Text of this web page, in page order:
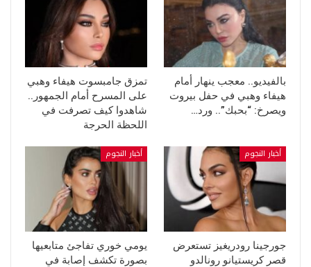
بالفيديو.. معجب ينهار أمام
هيفاء وهبي في حفل بيروت
ويصرخ: “بحبك”.. ورد…
تمزق جامبسوت هيفاء وهبي
على المسرح أمام الجمهور..
شاهدوا كيف تصرفت في
اللحظة الحرجة
أخبار النجوم
جورجينا رودريغيز تستعرض
قصر كريستيانو رونالدو
أخبار النجوم
يومي خوري تفاجئ متابعيها
بصورة تكشف إصابة في